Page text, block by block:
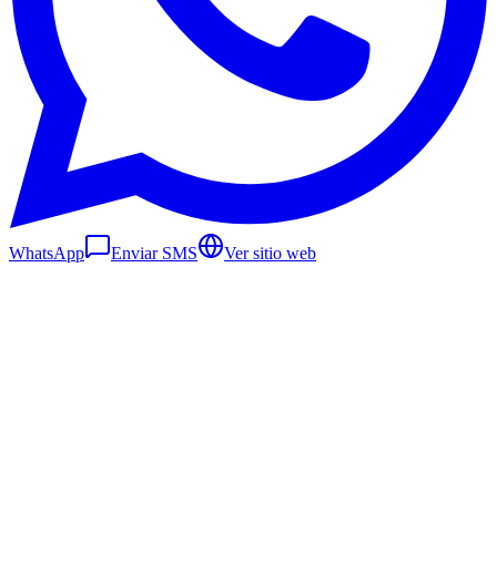
WhatsApp Enviar SMS Ver sitio web